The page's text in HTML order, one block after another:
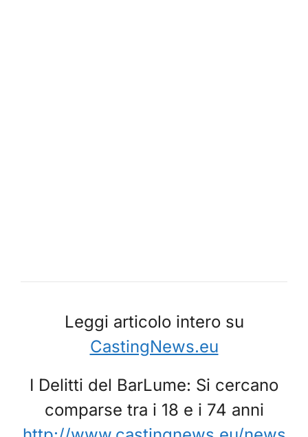
Leggi articolo intero su
CastingNews.eu
I Delitti del BarLume: Si cercano
comparse tra i 18 e i 74 anni